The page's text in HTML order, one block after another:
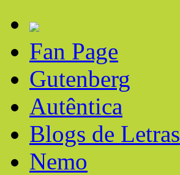
Fan Page
Gutenberg
Autêntica
Blogs de Letras
Nemo